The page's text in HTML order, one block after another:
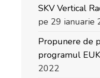
SKV Vertical
pe 29 ianuarie
Propunere de
programul
2022